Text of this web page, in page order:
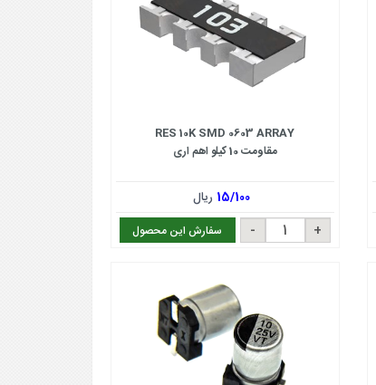
RES 10K SMD 0603 ARRAY
مقاومت 10 کیلو اهم اری
15/100 ریال
سفارش این محصول